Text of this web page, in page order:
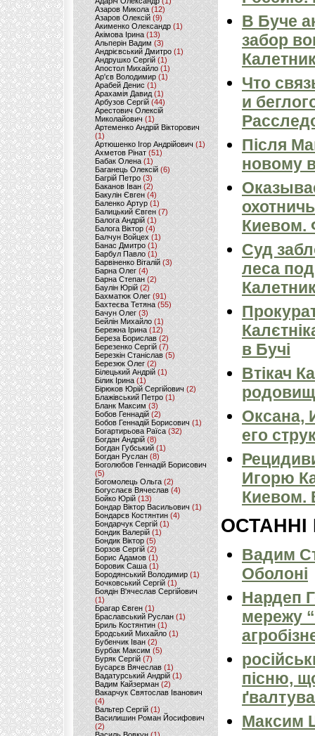
Азаров Микола (12)
Азаров Олексій (9)
Акименко Олександр(1)
Акімова Ірина(13)
Альперін Вадим (3)
Андрієвський Дмитро(1)
Андрушко Сергій(1)
Апостол Михайло(1)
Ар'єв Володимир (1)
Арабей Денис(1)
Арахамія Давид (1)
Арбузов Сергій (44)
Арестович Олексій
Миколайович(1)
Артеменко Андрій Вікторович
(1)
Артюшенко Ігор Андрійович(1)
Ахметов Рінат(51)
Бабак Олена(1)
Баганець Олексій(6)
Багрій Петро (3)
Баканов Іван(2)
Бакулін Євген (4)
Баленко Артур(1)
Балицький Євген(7)
Балога Андрій (1)
Балога Віктор (4)
Балчун Войцех (1)
Банас Дмитро (1)
Барбул Павло(1)
Барвіненко Віталій(3)
Барна Олег (4)
Барна Степан (2)
Баулін Юрій (2)
Бахматюк Олег (91)
Бахтеєва Тетяна(55)
Бачун Олег (3)
Бейлін Михайло (1)
Бережна Ірина(12)
Береза Борислав(2)
Березенко Сергій (7)
Березкін Станіслав (5)
Березюк Олег(2)
Білецький Андрій (1)
Білик Ірина (1)
Бірюков Юрій Сергійович (2)
Блажівський Петро (1)
Бланк Максим(3)
Бобов Геннадій (2)
Бобов Геннадій Борисович (1)
Богартирьова Раїса (32)
Богдан Андрій(8)
Богдан Губський (1)
Богдан Руслан(8)
Боголюбов Геннадій Борисович
(5)
Богомолець Ольга (2)
Богуслаєв Вячеслав (4)
Бойко Юрій (13)
Бондар Віктор Васильович (1)
Бондарєв Костянтин (4)
Бондарчук Сергій(1)
Бондик Валерій (1)
Бондик Віктор(5)
Борзов Сергiй (2)
Борис Адамов(1)
Боровик Саша (1)
Бородянський Володимир (1)
Бочковський Сергій (1)
Боядін В'ячеслав Сергійович
(1)
Брагар Євген (1)
Браславський Руслан (1)
Бриль Костянтин (1)
Бродський Михайло (1)
Бубенчик Іван(2)
Бурбак Максим (5)
Буряк Сергій (7)
Бусарєв Вячеслав (1)
Вадатурський Андрій (1)
Вадим Кайзерман (2)
Вакарчук Святослав Іванович
(4)
Вальтер Сергій (1)
Василишин Роман Йосифович
(2)
В Буче
забор
Что
и
Після
новому
Киевом.
Суд
леса
в Бучі
Втікач
Оксана,
его
Игорю
Киевом.
ОСТАННІ
Вадим
Оболоні
Нардеп
мережу
пісню,
Максим